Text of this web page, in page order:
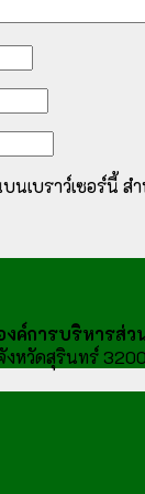
นเบราว์เซอร์นี้ ส
งค์การบริหารส่
งหวัดสุรินทร์